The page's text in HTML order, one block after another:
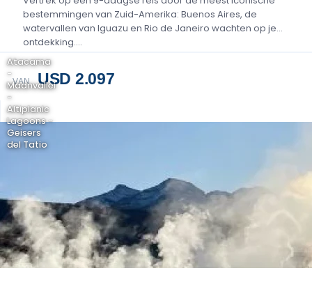
bestemmingen van Zuid-Amerika: Buenos Aires, de
watervallen van Iguazu en Rio de Janeiro wachten op je
ontdekking....
VAN USD 2.097
Atacama
-
Maanvallei
-
Altiplanic
Lagoons -
Geisers
del Tatio